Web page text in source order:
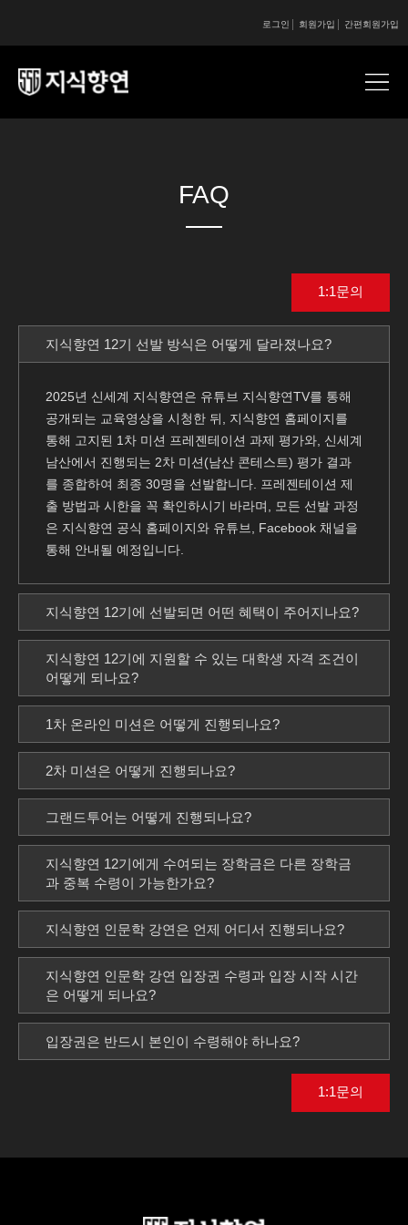
간편회원가입
회원가입
로그인
FAQ
1:1문의
지식향연 12기 선발 방식은 어떻게 달라졌나요?
2025년 신세계 지식향연은 유튜브 지식향연TV를 통해
공개되는 교육영상을 시청한 뒤, 지식향연 홈페이지를
통해 고지된 1차 미션 프레젠테이션 과제 평가와, 신세계
남산에서 진행되는 2차 미션(남산 콘테스트) 평가 결과
를 종합하여 최종 30명을 선발합니다. 프레젠테이션 제
출 방법과 시한을 꼭 확인하시기 바라며, 모든 선발 과정
은 지식향연 공식 홈페이지와 유튜브, Facebook 채널을
통해 안내될 예정입니다.
지식향연 12기에 선발되면 어떤 혜택이 주어지나요?
지식향연 12기에 지원할 수 있는 대학생 자격 조건이
어떻게 되나요?
1차 온라인 미션은 어떻게 진행되나요?
2차 미션은 어떻게 진행되나요?
그랜드투어는 어떻게 진행되나요?
지식향연 12기에게 수여되는 장학금은 다른 장학금
과 중복 수령이 가능한가요?
지식향연 인문학 강연은 언제 어디서 진행되나요?
지식향연 인문학 강연 입장권 수령과 입장 시작 시간
은 어떻게 되나요?
입장권은 반드시 본인이 수령해야 하나요?
1:1문의